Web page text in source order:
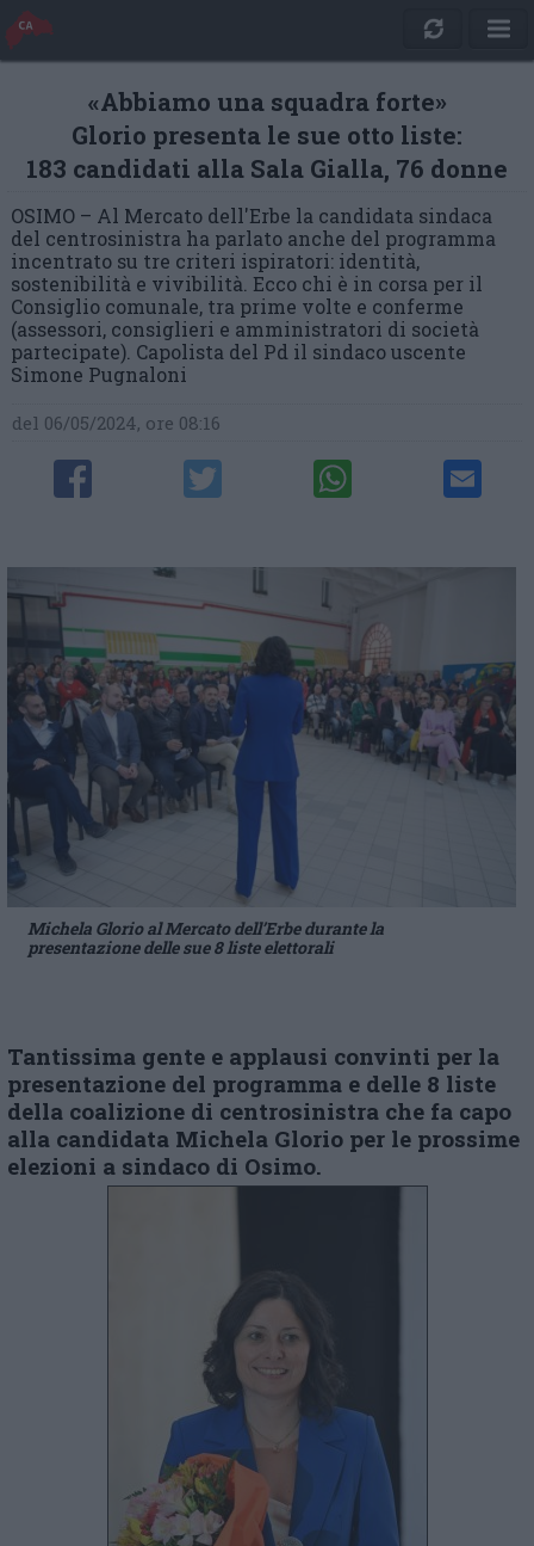
«Abbiamo una squadra forte»
Glorio presenta le sue otto liste:
183 candidati alla Sala Gialla, 76 donne
OSIMO – Al Mercato dell'Erbe la candidata sindaca
del centrosinistra ha parlato anche del programma
incentrato su tre criteri ispiratori: identità,
sostenibilità e vivibilità. Ecco chi è in corsa per il
Consiglio comunale, tra prime volte e conferme
(assessori, consiglieri e amministratori di società
partecipate). Capolista del Pd il sindaco uscente
Simone Pugnaloni
del 06/05/2024, ore 08:16
Michela Glorio al Mercato dell’Erbe durante la
presentazione delle sue 8 liste elettorali
Tantissima gente e applausi convinti per la
presentazione del programma e delle 8 liste
della coalizione di centrosinistra che fa capo
alla candidata Michela Glorio per le prossime
elezioni a sindaco di Osimo.